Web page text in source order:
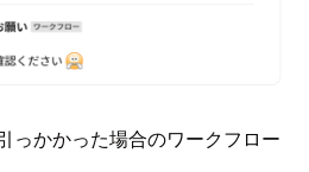
っかかった場合のワークフロー